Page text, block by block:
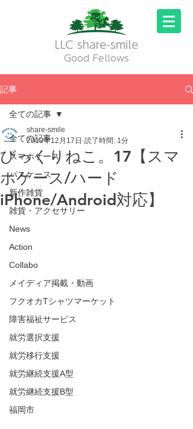
LLC share-smile
Good Fellows
記事
全ての記事
スマホケース
パスケース
新作雑貨
雑貨・アクセサリー
News
Action
Collabo
メイディア掲載・動画
フクオカTシャツマーケット
障害福祉サービス
就労選択支援
就労移行支援
就労継続支援A型
就労継続支援B型
福岡市
全ての記事
びっくりねこ。17【スマ
ホケース/ハード
iPhone/Android対応】
share-smile
2019年12月17日 読了時間: 1分